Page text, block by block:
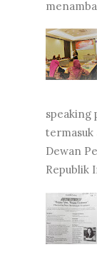
speaking
termasuk
Dewan
Republik